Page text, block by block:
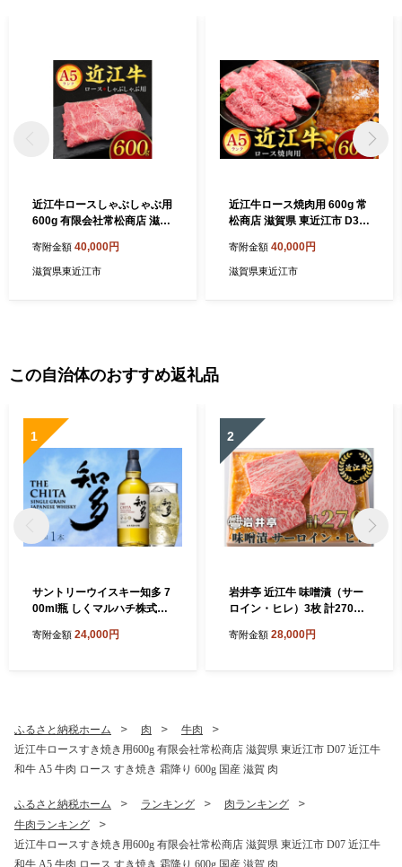
近江牛ロースしゃぶしゃぶ用
600g 有限会社常松商店 滋賀
A5 牛肉 ロース しゃぶしゃぶ
霜降り 600g 国産 滋賀 肉
寄附金額 40,000円
滋賀県東近江市
近江牛ロース焼肉用 600g 常
松商店 滋賀県 東近江市 D32
和牛 600g 国産 焼き肉 冷蔵
ギフト 霜降り
寄附金額 40,000円
滋賀県東近江市
この自治体のおすすめ返礼品
1
サントリーウイスキー知多 7
00ml瓶 しくマルハチ株式会
イスキー 知多 シングルグレ
寄附金額 24,000円
2
岩井亭 近江牛 味噌漬（サー
ロイン・ヒレ）3枚 計270g
洛西店 滋賀県 東近江市 B-H
寄附金額 28,000円
ふるさと納税ホーム 肉
牛肉
近江牛ロースすき焼き用600g 有限会社常松商店 滋賀県 東近江市 D07 近江牛
和牛 A5 牛肉 ロース すき焼き 霜降り 600g 国産 滋賀 肉
ふるさと納税ホーム ランキング
肉ランキング
牛肉ランキング
近江牛ロースすき焼き用600g 有限会社常松商店 滋賀県 東近江市 D07 近江牛